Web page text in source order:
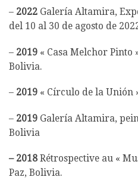
– 2022 Galería Altamira,
del 10 al 30 de agosto de
– 2019 « Casa Melchor Pinto
Bolivia.
– 2019 « Círculo de la Unión
– 2019 Galería Altamira,
Bolivia
– 2018 Rétrospective au «
Paz, Bolivia.